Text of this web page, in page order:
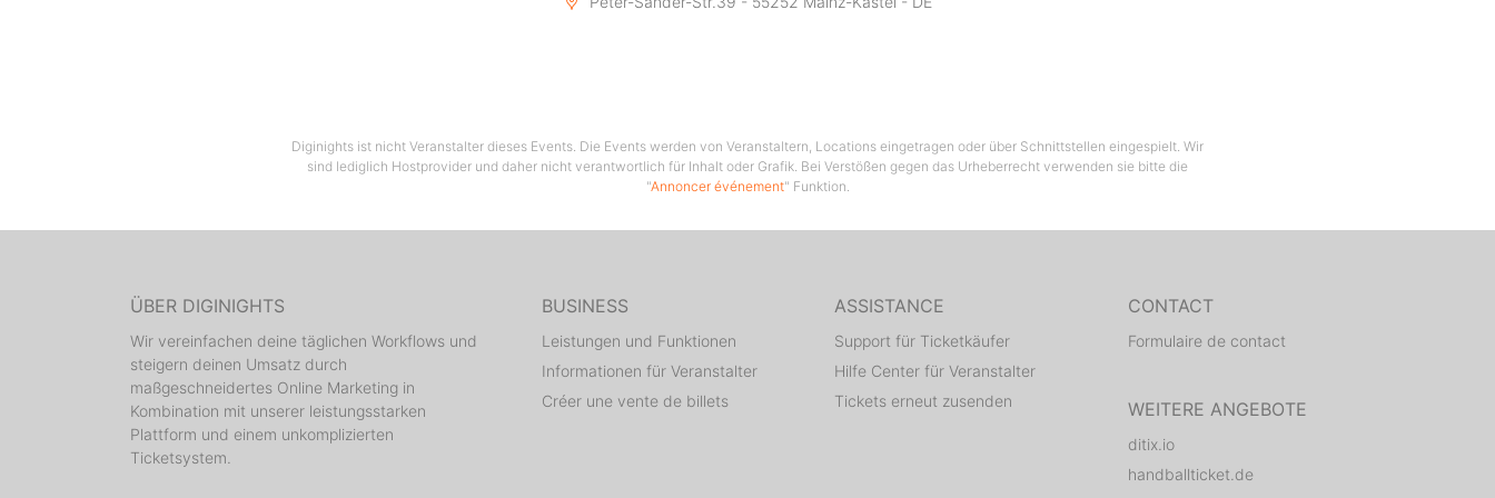
Diginights ist nicht Veranstalter dieses Events. Die Events werden von Veranstaltern, Locations eingetragen oder über Schnittstellen eingespielt. Wir
sind lediglich Hostprovider und daher nicht verantwortlich für Inhalt oder Grafik. Bei Verstößen gegen das Urheberrecht verwenden sie bitte die
"Annoncer événement" Funktion.
ÜBER DIGINIGHTS
Wir vereinfachen deine täglichen Workflows und
steigern deinen Umsatz durch
maßgeschneidertes Online Marketing in
Kombination mit unserer leistungsstarken
Plattform und einem unkomplizierten
Ticketsystem.
BUSINESS
Leistungen und Funktionen
Informationen für Veranstalter
Créer une vente de billets
ASSISTANCE
Support für Ticketkäufer
Hilfe Center für Veranstalter
Tickets erneut zusenden
CONTACT
Formulaire de contact
WEITERE ANGEBOTE
ditix.io
handballticket.de